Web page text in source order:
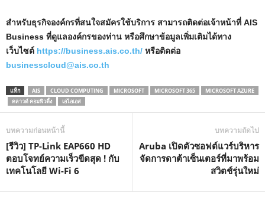
สำหรับธุรกิจองค์กรที่สนใจสมัครใช้บริการ สามารถติดต่อเจ้าหน้าที่ AIS
Business ที่ดูแลองค์กรของท่าน หรือศึกษาข้อมูลเพิ่มเติมได้ทาง
เว็บไซต์ https://business.ais.co.th/ หรือติดต่อ
businesscloud@ais.co.th
แท็ก AIS CLOUD COMPUTING MICROSOFT MICROSOFT 365
MICROSOFT AZURE
คลาวด์ คอมพิวติ้ง
เอไอเอส
บทความก่อนหน้านี้
[รีวิว] TP-Link EAP660 HD
ตอบโจทย์ความเร็วขีดสุด ! กับ
เทคโนโลยี Wi-Fi 6
บทความถัดไป
Aruba เปิดตัวซอฟต์แวร์บริหาร
จัดการดาต้าเซ็นเตอร์ที่มาพร้อม
สวิตช์รุ่นใหม่